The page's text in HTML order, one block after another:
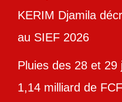
KERIM Djamila
au SIEF 2026
Pluies des 28 et 29
1,14 milliard de